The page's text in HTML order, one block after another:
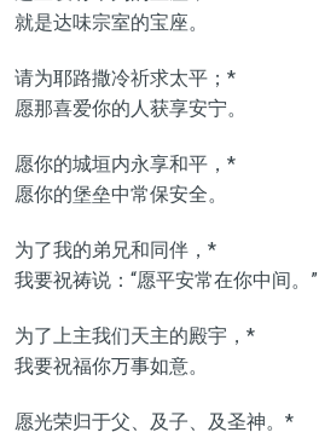
就是达味宗室的宝座。
请为耶路撒冷祈求太平；*
愿那喜爱你的人获享安宁。
愿你的城垣内永享和平，*
愿你的堡垒中常保安全。
为了我的弟兄和同伴，*
我要祝祷说：“愿平安常在你中间。”
为了上主我们天主的殿宇，*
我要祝福你万事如意。
愿光荣归于父、及子、及圣神。*